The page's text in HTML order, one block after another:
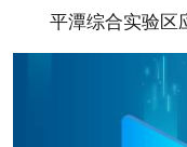
平潭综合实验区